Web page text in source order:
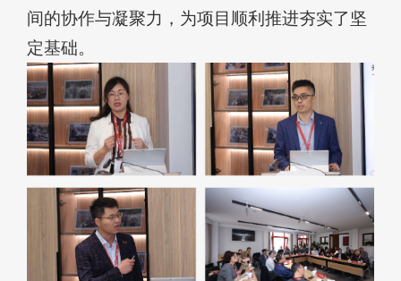
间的协作与凝聚力，为项目顺利推进夯实了坚
定基础。